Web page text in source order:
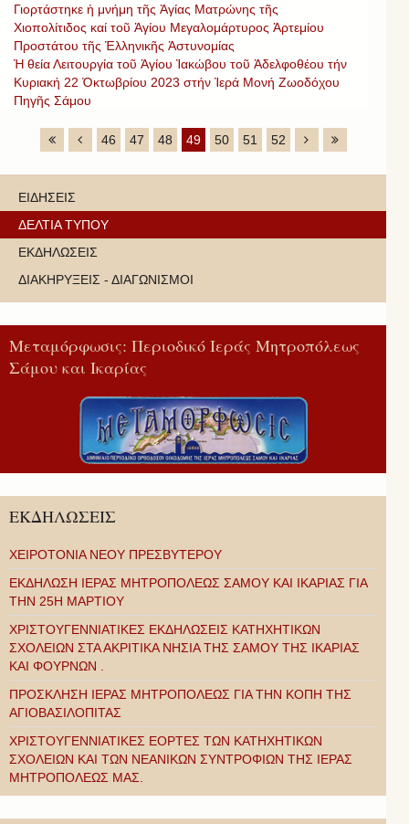
Γιορτάστηκε ἡ μνήμη τῆς Ἁγίας Ματρώνης τῆς
Χιοπολίτιδος καί τοῦ Ἁγίου Μεγαλομάρτυρος Ἀρτεμίου
Προστάτου τῆς Ἑλληνικῆς Ἀστυνομίας
Ἡ θεία Λειτουργία τοῦ Ἁγίου Ἰακώβου τοῦ Ἀδελφοθέου τήν
Κυριακή 22 Ὀκτωβρίου 2023 στήν Ἱερά Μονή Ζωοδόχου
Πηγῆς Σάμου
46 47 48 49 50 51 52
ΕΙΔΗΣΕΙΣ
ΔΕΛΤΙΑ ΤΥΠΟΥ
ΕΚΔΗΛΩΣΕΙΣ
ΔΙΑΚΗΡΥΞΕΙΣ - ΔΙΑΓΩΝΙΣΜΟΙ
Μεταμόρφωσις: Περιοδικό Ιεράς Μητροπόλεως
Σάμου και Ικαρίας
ΕΚΔΗΛΩΣΕΙΣ
ΧΕΙΡΟΤΟΝΙΑ ΝΕΟΥ ΠΡΕΣΒΥΤΕΡΟΥ
ΕΚΔΗΛΩΣΗ ΙΕΡΑΣ ΜΗΤΡΟΠΟΛΕΩΣ ΣΑΜΟΥ ΚΑΙ ΙΚΑΡΙΑΣ ΓΙΑ
ΤΗΝ 25Η ΜΑΡΤΙΟΥ
ΧΡΙΣΤΟΥΓΕΝΝΙΑΤΙΚΕΣ ΕΚΔΗΛΩΣΕΙΣ ΚΑΤΗΧΗΤΙΚΩΝ
ΣΧΟΛΕΙΩΝ ΣΤΑ ΑΚΡΙΤΙΚΑ ΝΗΣΙΑ ΤΗΣ ΣΑΜΟΥ ΤΗΣ ΙΚΑΡΙΑΣ
ΚΑΙ ΦΟΥΡΝΩΝ .
ΠΡΟΣΚΛΗΣΗ ΙΕΡΑΣ ΜΗΤΡΟΠΟΛΕΩΣ ΓΙΑ ΤΗΝ ΚΟΠΗ ΤΗΣ
ΑΓΙΟΒΑΣΙΛΟΠΙΤΑΣ
ΧΡΙΣΤΟΥΓΕΝΝΙΑΤΙΚΕΣ ΕΟΡΤΕΣ ΤΩΝ ΚΑΤΗΧΗΤΙΚΩΝ
ΣΧΟΛΕΙΩΝ ΚΑΙ ΤΩΝ ΝΕΑΝΙΚΩΝ ΣΥΝΤΡΟΦΙΩΝ ΤΗΣ ΙΕΡΑΣ
ΜΗΤΡΟΠΟΛΕΩΣ ΜΑΣ.